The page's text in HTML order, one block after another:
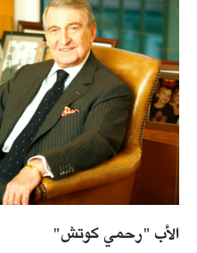
الأب "رحمي كوتش"